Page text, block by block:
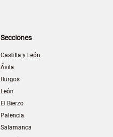
Secciones
Castilla y León
Ávila
Burgos
León
El Bierzo
Palencia
Salamanca